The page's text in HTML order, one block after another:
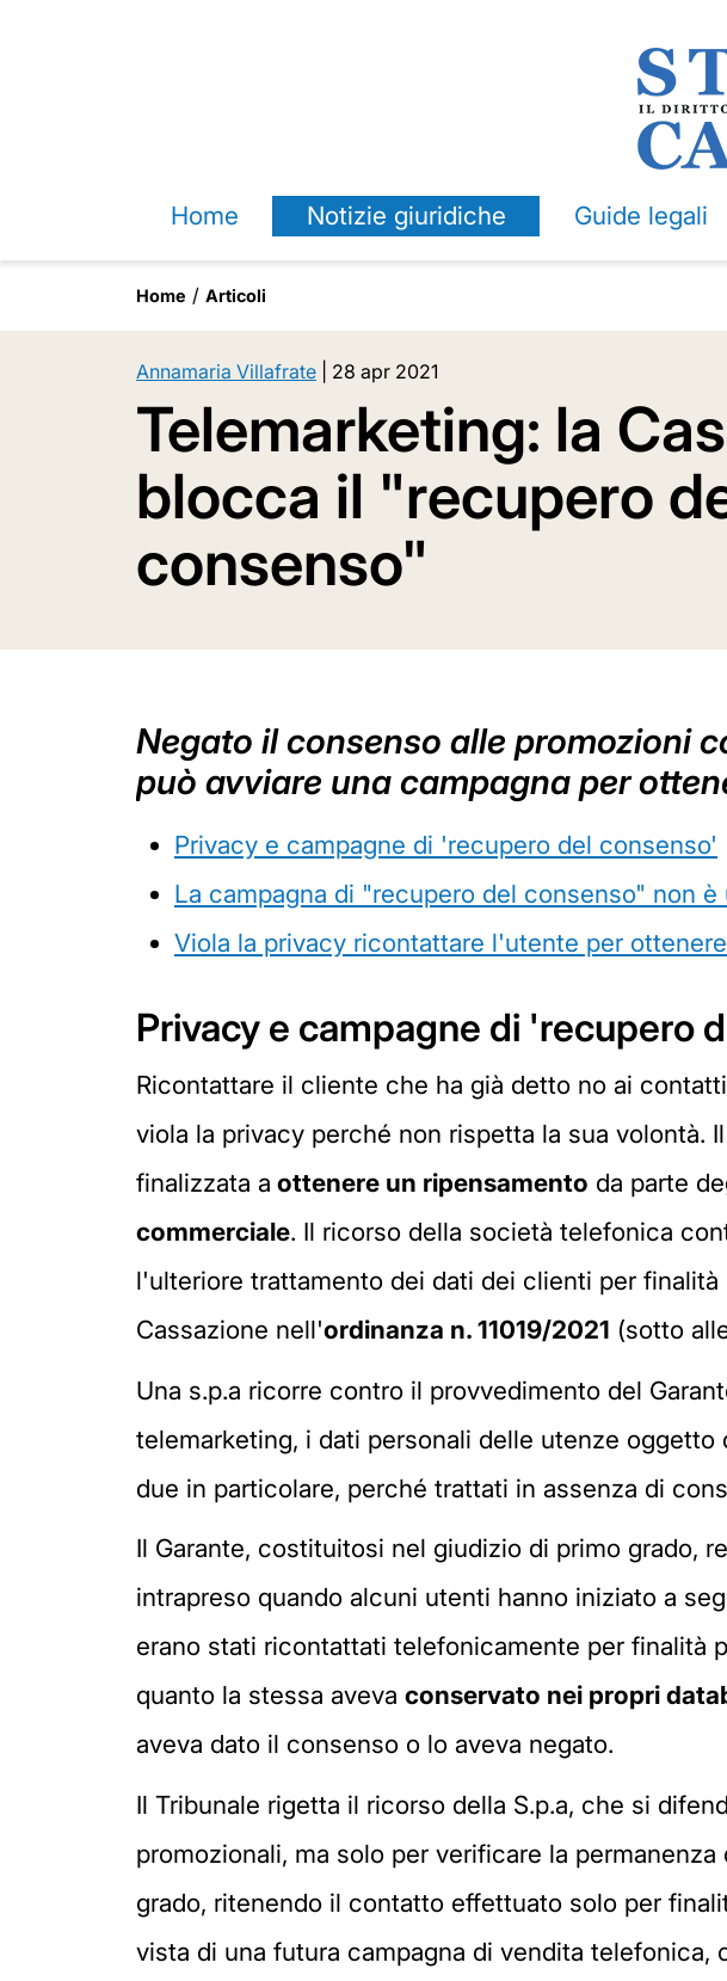
Home Notizie giuridiche Guide legali
Home Articoli
Annamaria Villafrate 28 apr 2021
Telemarketing: la
blocca il "recupero
consenso"
Negato il consenso alle promozioni
può avviare una campagna per
Privacy e campagne di 'recupero del consenso'
La campagna di "recupero del consenso" non
Viola la privacy ricontattare l'utente per
Privacy e campagne di 'recupero
Ricontattare il cliente che ha già detto no ai
viola la privacy perché non rispetta la sua volontà.
finalizzata a ottenere un ripensamento da parte
commerciale. Il ricorso della società telefonica
l'ulteriore trattamento dei dati dei clienti per
Cassazione nell'ordinanza n. 11019/2021 (sotto
Una s.p.a ricorre contro il provvedimento del
telemarketing, i dati personali delle utenze
due in particolare, perché trattati in assenza di
Il Garante, costituitosi nel giudizio di primo grado,
intrapreso quando alcuni utenti hanno iniziato a
erano stati ricontattati telefonicamente per finalità
quanto la stessa aveva conservato nei propri
aveva dato il consenso o lo aveva negato.
Il Tribunale rigetta il ricorso della S.p.a, che si
promozionali, ma solo per verificare la
grado, ritenendo il contatto effettuato solo per
vista di una futura campagna di vendita